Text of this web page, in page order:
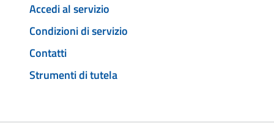
Accedi al servizio
Condizioni di servizio
Contatti
Strumenti di tutela